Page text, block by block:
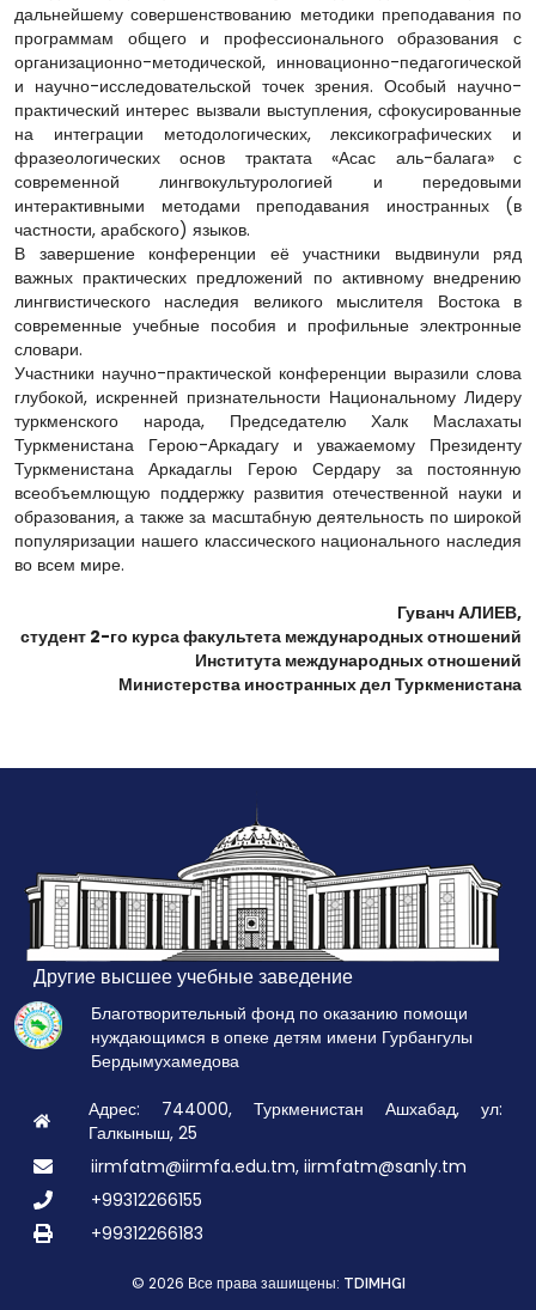
дальнейшему совершенствованию методики преподавания по
программам общего и профессионального образования с
организационно-методической, инновационно-педагогической
и научно-исследовательской точек зрения. Особый научно-
практический интерес вызвали выступления, сфокусированные
на интеграции методологических, лексикографических и
фразеологических основ трактата «Асас аль-балага» с
современной лингвокультурологией и передовыми
интерактивными методами преподавания иностранных (в
частности, арабского) языков.
В завершение конференции её участники выдвинули ряд
важных практических предложений по активному внедрению
лингвистического наследия великого мыслителя Востока в
современные учебные пособия и профильные электронные
словари.
Участники научно-практической конференции выразили слова
глубокой, искренней признательности Национальному Лидеру
туркменского народа, Председателю Халк Маслахаты
Туркменистана Герою-Аркадагу и уважаемому Президенту
Туркменистана Аркадаглы Герою Сердару за постоянную
всеобъемлющую поддержку развития отечественной науки и
образования, а также за масштабную деятельность по широкой
популяризации нашего классического национального наследия
во всем мире.
Гуванч АЛИЕВ,
студент 2-го курса факультета международных отношений
Института международных отношений
Министерства иностранных дел Туркменистана
Другие высшее учебные заведение
Благотворительный фонд по оказанию помощи
нуждающимся в опеке детям имени Гурбангулы
Бердымухамедова
Адрес: 744000, Туркменистан Ашхабад, ул:
Галкыныш, 25
iirmfatm@iirmfa.edu.tm, iirmfatm@sanly.tm
+99312266155
+99312266183
© 2026 Все права зашищены: TDIMHGI